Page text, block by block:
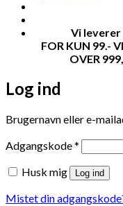
Vi leverer
FOR KUN 99.-
OVER
Log ind
Brugernavn eller e-
Adgangskode*
Husk mig Log ind
Mistet din